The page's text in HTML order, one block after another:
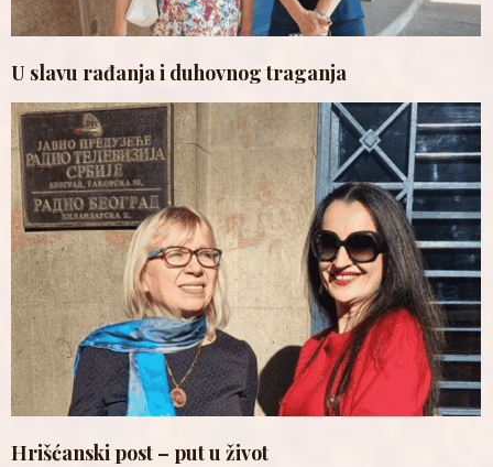
U slavu rađanja i duhovnog traganja
Hrišćanski post – put u život